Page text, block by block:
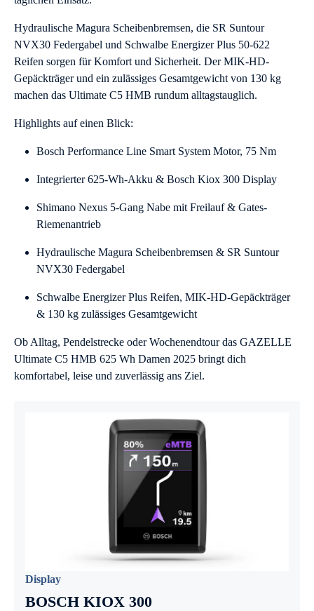
Hydraulische Magura Scheibenbremsen, die SR Suntour
NVX30 Federgabel und Schwalbe Energizer Plus 50-622
Reifen sorgen für Komfort und Sicherheit. Der MIK-HD-
Gepäckträger und ein zulässiges Gesamtgewicht von 130 kg
machen das Ultimate C5 HMB rundum alltagstauglich.
Highlights auf einen Blick:
Bosch Performance Line Smart System Motor, 75 Nm
Integrierter 625-Wh-Akku & Bosch Kiox 300 Display
Shimano Nexus 5-Gang Nabe mit Freilauf & Gates-
Riemenantrieb
Hydraulische Magura Scheibenbremsen & SR Suntour
NVX30 Federgabel
Schwalbe Energizer Plus Reifen, MIK-HD-Gepäckträger
& 130 kg zulässiges Gesamtgewicht
Ob Alltag, Pendelstrecke oder Wochenendtour das GAZELLE
Ultimate C5 HMB 625 Wh Damen 2025 bringt dich
komfortabel, leise und zuverlässig ans Ziel.
Display
BOSCH KIOX 300